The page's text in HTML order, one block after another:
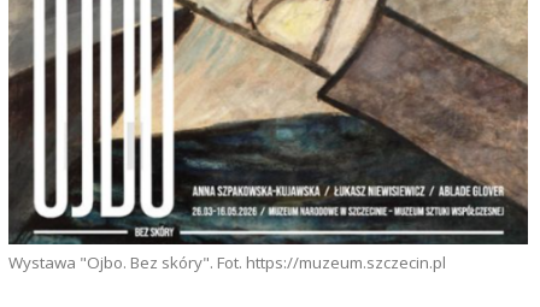
Wystawa "Ojbo. Bez skóry". Fot. https://muzeum.szczecin.pl